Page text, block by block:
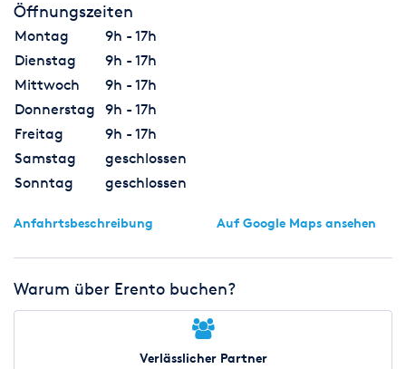
Öffnungszeiten
Montag
9h - 17h
Dienstag
9h - 17h
Mittwoch
9h - 17h
Donnerstag
9h - 17h
Freitag
9h - 17h
Samstag
geschlossen
Sonntag
geschlossen
Anfahrtsbeschreibung Auf Google Maps ansehen
Warum über Erento buchen?
Verlässlicher Partner